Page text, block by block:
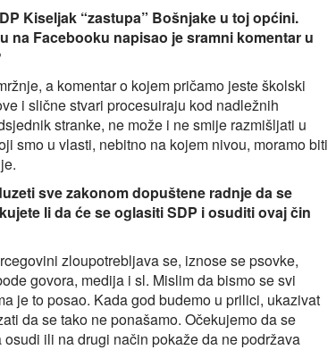
Kiseljak “zastupa” Bošnjake u toj općini.
na Facebooku napisao je sramni komentar u
a komentar o kojem pričamo jeste školski
i slične stvari procesuiraju kod nadležnih
stranke, ne može i ne smije razmišljati u
smo u vlasti, nebitno na kojem nivou, moramo biti
sve zakonom dopuštene radnje da se
li da će se oglasiti SDP i osuditi ovaj čin
zloupotrebljava se, iznose se psovke,
govora, medija i sl. Mislim da bismo se svi
je to posao. Kada god budemo u prilici, ukazivat
da se tako ne ponašamo. Očekujemo da se
ili na drugi način pokaže da ne podržava